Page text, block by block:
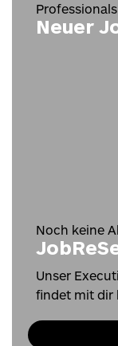
Professionals
Neuer
Noch keine
Unser
findet mit dir